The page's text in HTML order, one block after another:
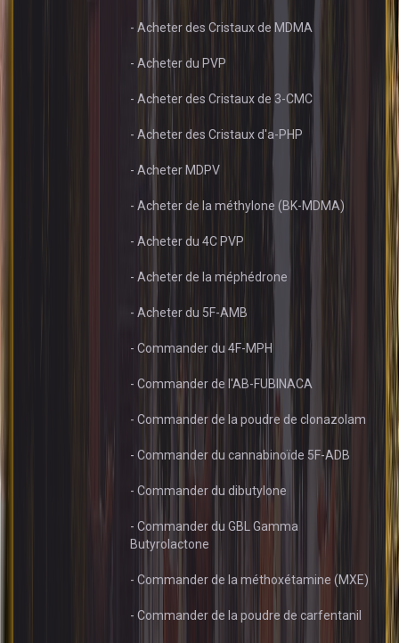
- Acheter des Cristaux de MDMA
- Acheter du PVP
- Acheter des Cristaux de 3-CMC
- Acheter des Cristaux d'a-PHP
- Acheter MDPV
- Acheter de la méthylone (BK-MDMA)
- Acheter du 4C PVP
- Acheter de la méphédrone
- Acheter du 5F-AMB
- Commander du 4F-MPH
- Commander de l'AB-FUBINACA
- Commander de la poudre de clonazolam
- Commander du cannabinoïde 5F-ADB
- Commander du dibutylone
- Commander du GBL Gamma
Butyrolactone
- Commander de la méthoxétamine (MXE)
- Commander de la poudre de carfentanil